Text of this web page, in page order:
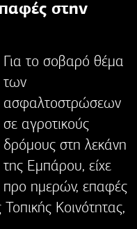
στην
Για το σοβαρό θέμα
των
ασφαλτοστρώσεων
σε αγροτικούς
δρόμους στη λεκάνη
της Εμπάρου, είχε
προ ημερών, επαφές
Κοινότητας,